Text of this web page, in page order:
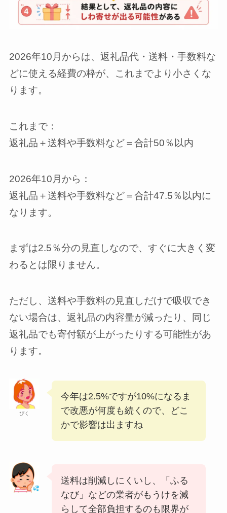
2026年10月からは、返礼品代・送料・手数料な
どに使える経費の枠が、これまでより小さくな
ります。
これまで：
返礼品＋送料や手数料など＝合計50％以内
2026年10月から：
返礼品＋送料や手数料など＝合計47.5％以内に
なります。
まずは2.5％分の見直しなので、すぐに大きく変
わるとは限りません。
ただし、送料や手数料の見直しだけで吸収でき
ない場合は、返礼品の内容量が減ったり、同じ
返礼品でも寄付額が上がったりする可能性があ
ります。
ぴく
今年は2.5%ですが10%になるま
で改悪が何度も続くので、どこ
かで影響は出ますね
送料は削減しにくいし、「ふる
なび」などの業者がもうけを減
らして全部負担するのも限界が